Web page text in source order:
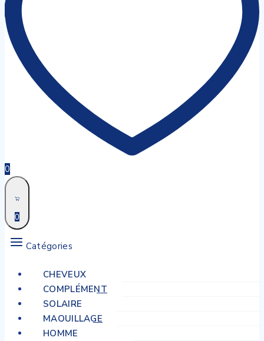
0
0
Catégories
CHEVEUX
COMPLÉMENT
SOLAIRE
MAQUILLAGE
HOMME